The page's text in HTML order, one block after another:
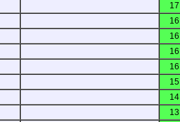
17
16
16
16
16
15
14
13